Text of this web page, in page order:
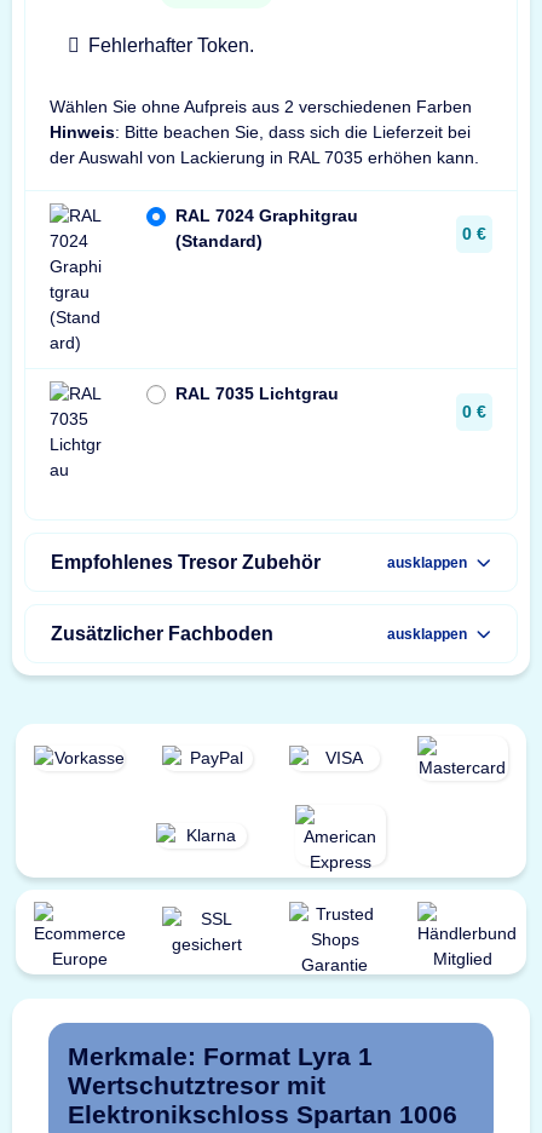
Fehlerhafter Token.
Wählen Sie ohne Aufpreis aus 2 verschiedenen Farben
Hinweis: Bitte beachen Sie, dass sich die Lieferzeit bei
der Auswahl von Lackierung in RAL 7035 erhöhen kann.
RAL 7024 Graphitgrau
(Standard)
0 €
RAL 7035 Lichtgrau
0 €
Empfohlenes Tresor Zubehör ausklappen
Zusätzlicher Fachboden ausklappen
Merkmale: Format Lyra 1
Wertschutztresor mit
Elektronikschloss Spartan 1006